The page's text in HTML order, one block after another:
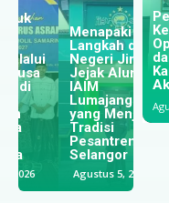
di
Jiran:
Alumni
Menjaga
di
5, 2026
Ibadah
Kualitas
Santri
Juli 29, 2026